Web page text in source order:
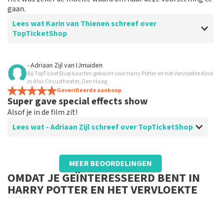
gaan.
Lees wat Karin van Thienen schreef over
TopTicketShop
Beoordeling van Karin van Thienen over
het verliep zeer soepel
de tickets waren makkelijk te boeken
- Adriaan Zijlvan IJmuiden
Bij TopTicketShop kaarten gekocht voor Harry Potter en het Vervloekte Kind
in Afas Circustheater, Den Haag
Geverifieerde aankoop
Super gave special effects show
Alsof je in de film zit!
Lees wat - Adriaan Zijl schreef over TopTicketShop
Beoordeling van - Adriaan Zijl overTopTicketShop
Lekker makkelijk en goed
MEER BEOORDELINGEN
OMDAT JE GEÏNTERESSEERD BENT IN
HARRY POTTER EN HET VERVLOEKTE